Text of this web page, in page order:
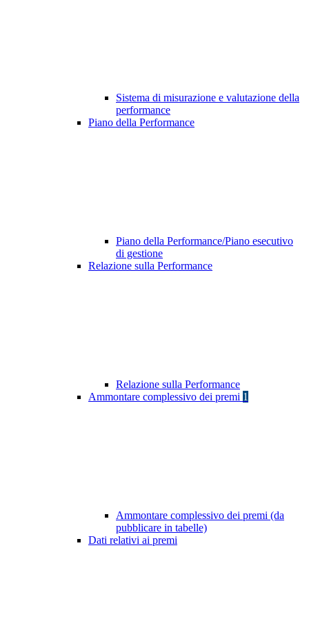
Sistema di misurazione e valutazione della
performance
Piano della Performance
Piano della Performance/Piano esecutivo
di gestione
Relazione sulla Performance
Relazione sulla Performance
Ammontare complessivo dei premi 1
Ammontare complessivo dei premi (da
pubblicare in tabelle)
Dati relativi ai premi